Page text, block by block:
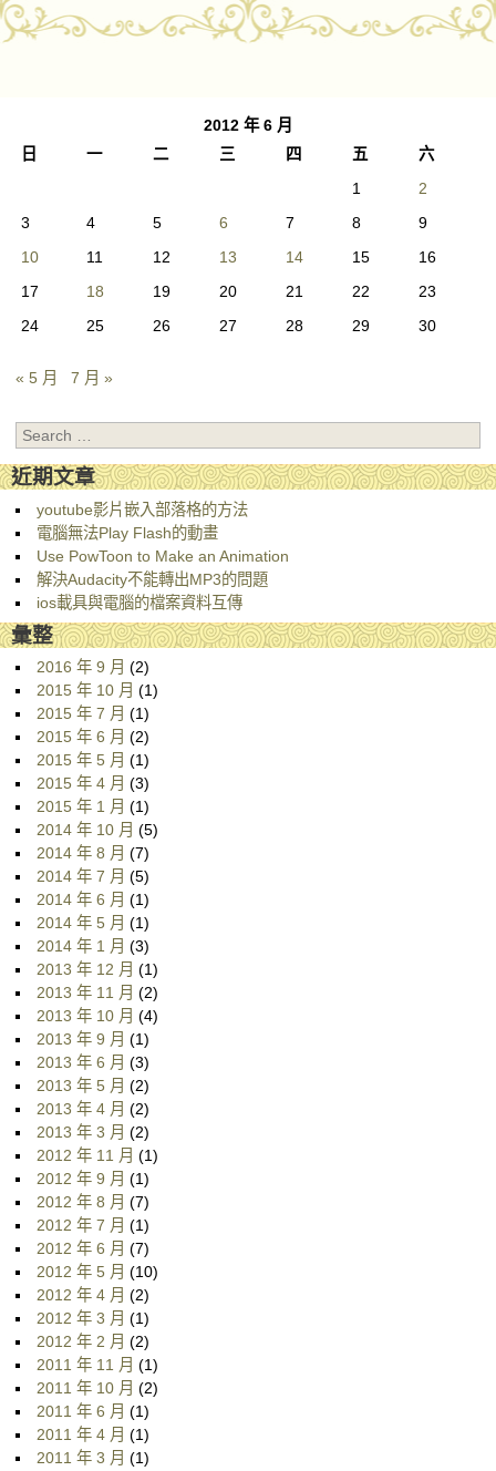
2012 年 6 月
日
一 二 三 四 五
六
1
2
3
4 5 6 7 8
9
10
11 12 13 14 15
16
17
18 19 20 21 22
23
24
25 26 27 28 29 30
« 5 月 7 月 »
Search
近期文章
youtube影片嵌入部落格的方法
電腦無法Play Flash的動畫
Use PowToon to Make an Animation
解決Audacity不能轉出MP3的問題
ios載具與電腦的檔案資料互傳
彙整
2016 年 9 月 (2)
2015 年 10 月 (1)
2015 年 7 月 (1)
2015 年 6 月 (2)
2015 年 5 月 (1)
2015 年 4 月 (3)
2015 年 1 月 (1)
2014 年 10 月 (5)
2014 年 8 月 (7)
2014 年 7 月 (5)
2014 年 6 月 (1)
2014 年 5 月 (1)
2014 年 1 月 (3)
2013 年 12 月 (1)
2013 年 11 月 (2)
2013 年 10 月 (4)
2013 年 9 月 (1)
2013 年 6 月 (3)
2013 年 5 月 (2)
2013 年 4 月 (2)
2013 年 3 月 (2)
2012 年 11 月 (1)
2012 年 9 月 (1)
2012 年 8 月 (7)
2012 年 7 月 (1)
2012 年 6 月 (7)
2012 年 5 月 (10)
2012 年 4 月 (2)
2012 年 3 月 (1)
2012 年 2 月 (2)
2011 年 11 月 (1)
2011 年 10 月 (2)
2011 年 6 月 (1)
2011 年 4 月 (1)
2011 年 3 月 (1)